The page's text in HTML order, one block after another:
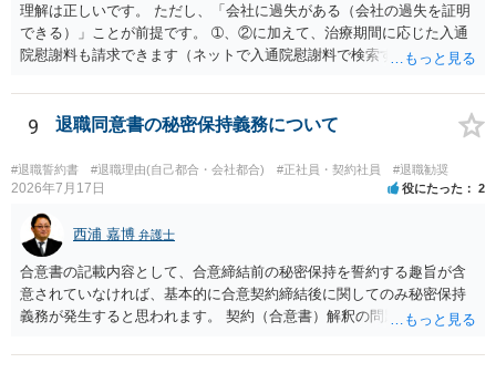
理解は正しいです。 ただし、「会社に過失がある（会社の過失を証明
できる）」ことが前提です。 ➀、②に加えて、治療期間に応じた入通
院慰謝料も請求できます（ネットで入通院慰謝料で検索すると詳しい
後遺障害慰謝料も請求できます。これらは後遺障害の等級、あなたの
収入、年齢等で大きく変わりますので一般的にいくらとは言えませ
ん。 弁護士に依頼する費用はそれぞれの弁護士で異なるので個別に聞
いてみるしかありませんが、旧日弁連規準を使った着手金・成功報酬
方式と着手金ゼロまたは少額で成功報酬大目の方式のどちらかが多い
と思います（個々の弁護士次第なので一般化はできません）。 早めに
弁護士に直接面談で相談されることをお勧めします。
9 退職同意書の秘密保持義務について
#退職誓約書 #退職理由(自己都合・会社都合) #正社員・契約社員 #退職勧奨
2026年7月17日 役にたった 2
西浦 嘉博 弁護士
合意書の記載内容として、合意締結前の秘密保持を誓約する趣旨が含
意されていなければ、基本的に合意契約締結後に関してのみ秘密保持
義務が発生すると思われます。 契約（合意書）解釈の問題ですので、
場合、最寄りの法律事務所で相談されることを検討ください。